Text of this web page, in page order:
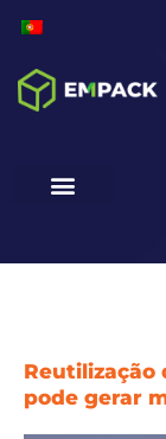
Reutilização
pode gerar